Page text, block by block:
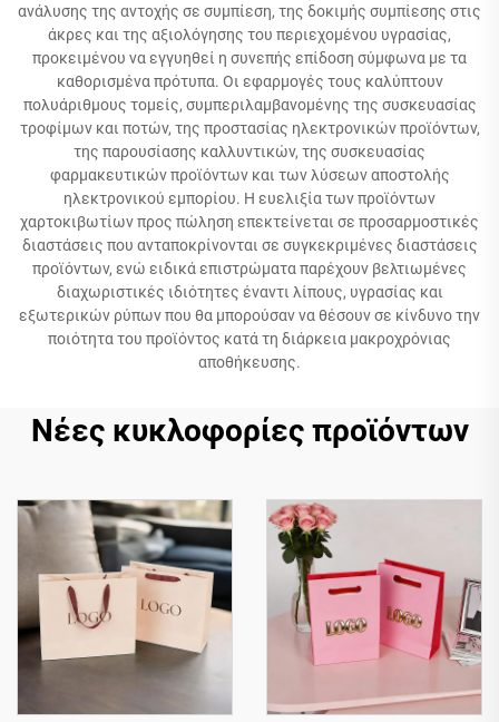
ανάλυσης της αντοχής σε συμπίεση, της δοκιμής συμπίεσης στις
άκρες και της αξιολόγησης του περιεχομένου υγρασίας,
προκειμένου να εγγυηθεί η συνεπής επίδοση σύμφωνα με τα
καθορισμένα πρότυπα. Οι εφαρμογές τους καλύπτουν
πολυάριθμους τομείς, συμπεριλαμβανομένης της συσκευασίας
τροφίμων και ποτών, της προστασίας ηλεκτρονικών προϊόντων,
της παρουσίασης καλλυντικών, της συσκευασίας
φαρμακευτικών προϊόντων και των λύσεων αποστολής
ηλεκτρονικού εμπορίου. Η ευελιξία των προϊόντων
χαρτοκιβωτίων προς πώληση επεκτείνεται σε προσαρμοστικές
διαστάσεις που ανταποκρίνονται σε συγκεκριμένες διαστάσεις
προϊόντων, ενώ ειδικά επιστρώματα παρέχουν βελτιωμένες
διαχωριστικές ιδιότητες έναντι λίπους, υγρασίας και
εξωτερικών ρύπων που θα μπορούσαν να θέσουν σε κίνδυνο την
ποιότητα του προϊόντος κατά τη διάρκεια μακροχρόνιας
αποθήκευσης.
Νέες κυκλοφορίες προϊόντων